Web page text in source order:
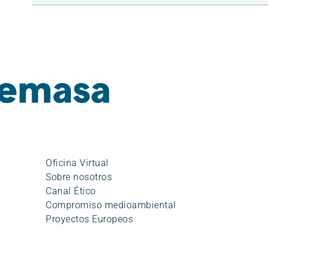
Oficina Virtual
Sobre nosotros
Canal Ético
Compromiso medioambiental
Proyectos Europeos